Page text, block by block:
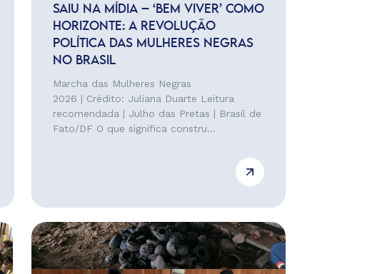
SAIU NA MÍDIA – ‘BEM VIVER’ COMO
HORIZONTE: A REVOLUÇÃO
POLÍTICA DAS MULHERES NEGRAS
NO BRASIL
Marcha das Mulheres Negras
2026 | Crédito: Juliana Duarte Leitura
recomendada | Julho das Pretas | Brasil de
Fato/DF O que significa constru...